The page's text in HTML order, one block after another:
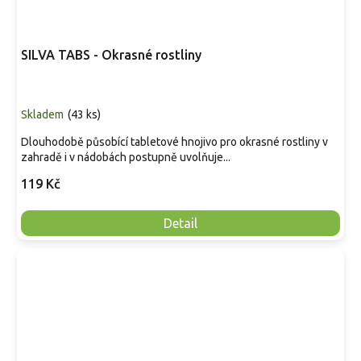
SILVA TABS - Okrasné rostliny
Skladem (43 ks)
119 Kč
Detail
Dlouhodobě působící tabletové hnojivo pro okrasné rostliny v
zahradě i v nádobách postupně uvolňuje...